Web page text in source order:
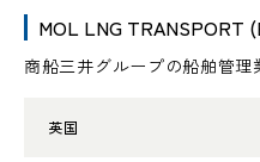
MOL LNG TRANSPORT
商船三井グループの船舶管理
英国